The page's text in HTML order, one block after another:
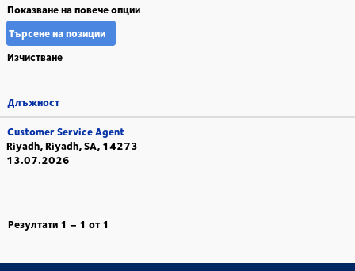
Показване на повече опции
Изчистване
Длъжност
Customer Service Agent
Riyadh, Riyadh, SA, 14273
13.07.2026
Резултати 1 – 1 от 1